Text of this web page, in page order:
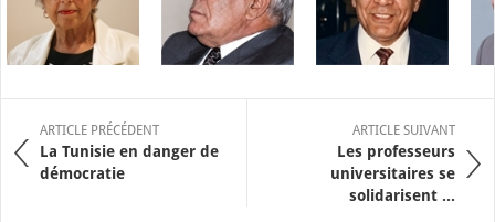
ARTICLE PRÉCÉDENT
La Tunisie en danger de
démocratie
ARTICLE SUIVANT
Les professeurs
universitaires se
solidarisent ...